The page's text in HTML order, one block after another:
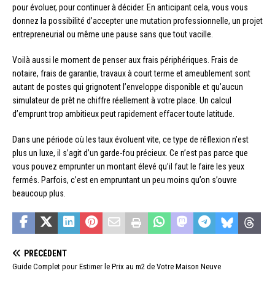
pour évoluer, pour continuer à décider. En anticipant cela, vous vous
donnez la possibilité d’accepter une mutation professionnelle, un projet
entrepreneurial ou même une pause sans que tout vacille.
Voilà aussi le moment de penser aux frais périphériques. Frais de
notaire, frais de garantie, travaux à court terme et ameublement sont
autant de postes qui grignotent l’enveloppe disponible et qu’aucun
simulateur de prêt ne chiffre réellement à votre place. Un calcul
d’emprunt trop ambitieux peut rapidement effacer toute latitude.
Dans une période où les taux évoluent vite, ce type de réflexion n’est
plus un luxe, il s’agit d’un garde-fou précieux. Ce n’est pas parce que
vous pouvez emprunter un montant élevé qu’il faut le faire les yeux
fermés. Parfois, c’est en empruntant un peu moins qu’on s’ouvre
beaucoup plus.
PRÉCÉDENT
Guide Complet pour Estimer le Prix au m2 de Votre Maison Neuve